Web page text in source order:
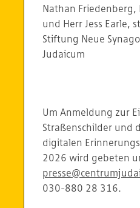
Nathan
und Herr Jess Earle,
Stiftung Neue
Judaicum
Um Anmeldung zur
Straßenschilder und
digitalen
2026 wird gebeten
030-880 28 316.